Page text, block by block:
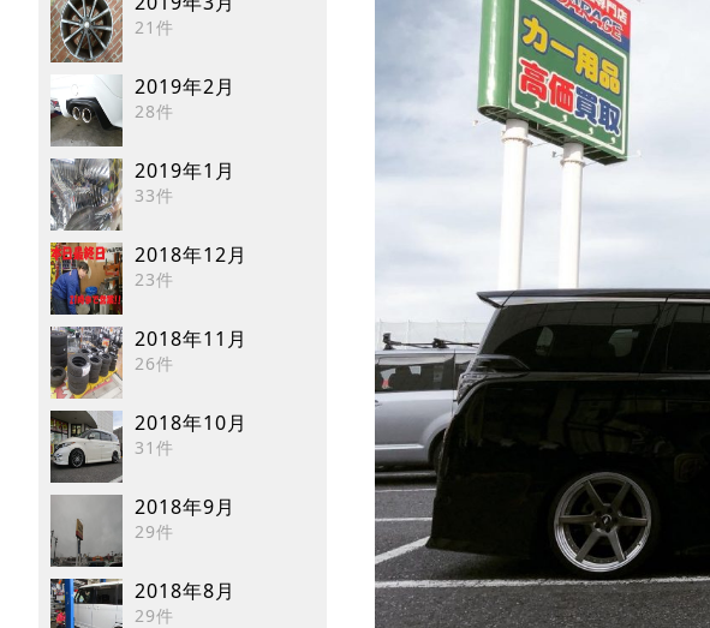
21件
2019年2月
28件
2019年1月
33件
2018年12月
23件
2018年11月
26件
2018年10月
31件
2018年9月
29件
2018年8月
29件